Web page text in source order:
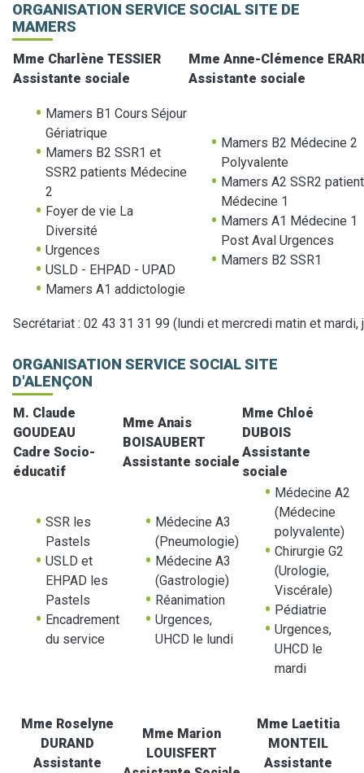
ORGANISATION SERVICE SOCIAL SITE DE
MAMERS
Mme Charlène TESSIER
Assistante sociale
Mme Anne-Clémence
Assistante sociale
Mamers B1 Cours Séjour
Gériatrique
Mamers B2 SSR1 et
SSR2 patients Médecine
2
Foyer de vie La
Diversité
Urgences
USLD - EHPAD - UPAD
Mamers A1 addictologie
Mamers B2 Médecine 2
Polyvalente
Mamers A2 SSR2
Médecine 1
Mamers A1 Médecine 1
Post Aval Urgences
Mamers B2 SSR1
Secrétariat : 02 43 31 31 99 (lundi et mercredi matin et
ORGANISATION SERVICE SOCIAL SITE
D'ALENÇON
M. Claude
GOUDEAU
Cadre Socio-
éducatif
Mme Anais
BOISAUBERT
Assistante sociale
Mme Chloé
DUBOIS
Assistante
sociale
SSR les
Pastels
USLD et
EHPAD les
Pastels
Encadrement
du service
Médecine A3
(Pneumologie)
Médecine A3
(Gastrologie)
Réanimation
Urgences,
UHCD le lundi
Médecine A2
(Médecine
polyvalente)
Chirurgie G2
(Urologie,
Viscérale)
Pédiatrie
Urgences,
UHCD le
mardi
Mme Roselyne
DURAND
Assistante
Mme Marion
LOUISFERT
Mme Laetitia
MONTEIL
Assistante